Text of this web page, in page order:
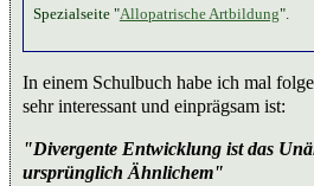
Spezialseite "Allopatrische Artbildung".
In einem Schulbuch habe ich mal
sehr interessant und einprägsam ist:
"Divergente Entwicklung ist das
ursprünglich Ähnlichem"